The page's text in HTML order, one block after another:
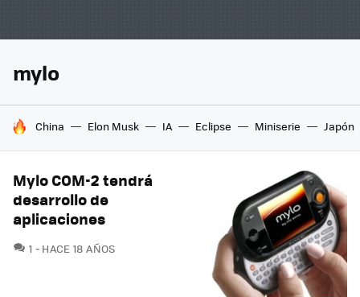
mylo
HOY SE HABLA DE
China Elon Musk IA Eclipse Miniserie Japón
Mylo COM-2 tendrá
desarrollo de
aplicaciones
1 COMENTARIOS
HACE 18 AÑOS